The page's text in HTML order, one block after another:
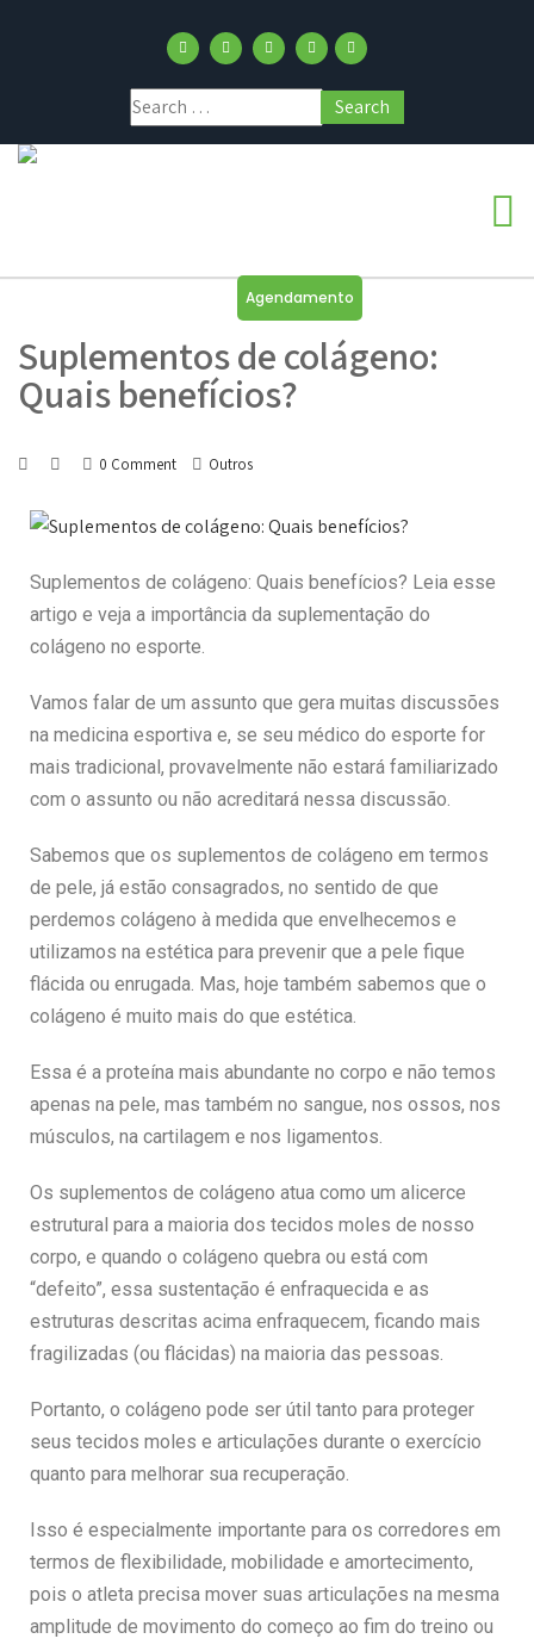
Agendamento
Suplementos de colágeno:
Quais benefícios?
0 Comment Outros
Suplementos de colágeno: Quais benefícios? Leia esse
artigo e veja a importância da suplementação do
colágeno no esporte.
Vamos falar de um assunto que gera muitas discussões
na medicina esportiva e, se seu médico do esporte for
mais tradicional, provavelmente não estará familiarizado
com o assunto ou não acreditará nessa discussão.
Sabemos que os suplementos de colágeno em termos
de pele, já estão consagrados, no sentido de que
perdemos colágeno à medida que envelhecemos e
utilizamos na estética para prevenir que a pele fique
flácida ou enrugada. Mas, hoje também sabemos que o
colágeno é muito mais do que estética.
Essa é a proteína mais abundante no corpo e não temos
apenas na pele, mas também no sangue, nos ossos, nos
músculos, na cartilagem e nos ligamentos.
Os suplementos de colágeno atua como um alicerce
estrutural para a maioria dos tecidos moles de nosso
corpo, e quando o colágeno quebra ou está com
“defeito”, essa sustentação é enfraquecida e as
estruturas descritas acima enfraquecem, ficando mais
fragilizadas (ou flácidas) na maioria das pessoas.
Portanto, o colágeno pode ser útil tanto para proteger
seus tecidos moles e articulações durante o exercício
quanto para melhorar sua recuperação.
Isso é especialmente importante para os corredores em
termos de flexibilidade, mobilidade e amortecimento,
pois o atleta precisa mover suas articulações na mesma
amplitude de movimento do começo ao fim do treino ou